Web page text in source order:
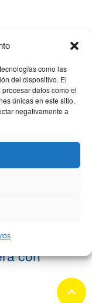
como las
del dispositivo. El
datos como el
únicas en este sitio.
negativamente a
con
keyboard_arrow_up